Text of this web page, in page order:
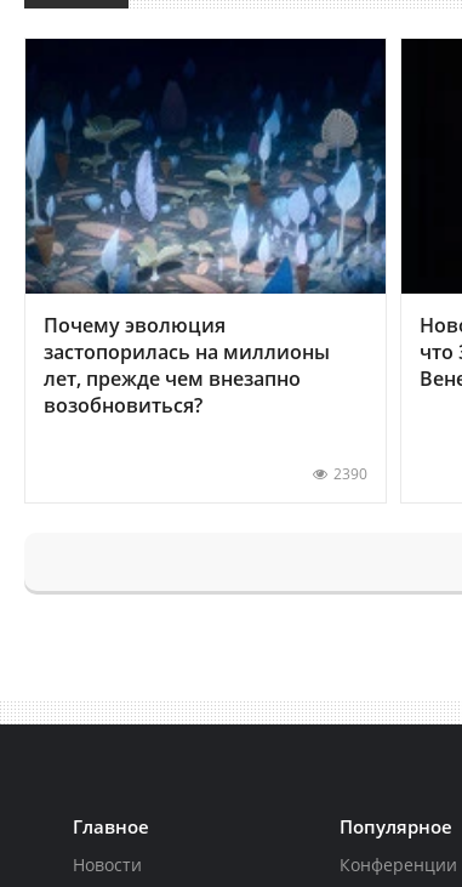
Почему эволюция
застопорилась на миллионы
лет, прежде чем внезапно
возобновиться?
2390
что
Главное
Новости
Популярное
Конференции